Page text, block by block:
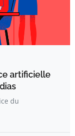
artificielle
du